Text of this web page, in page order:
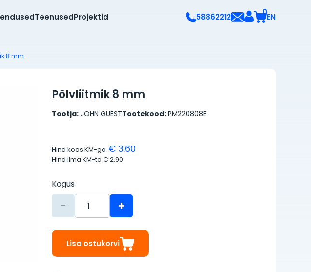
TeenusedProjektid 58862212 0EN
8 mm
Põlvliitmik 8 mm
Tootja: JOHN GUESTTootekood:PM220808E
Hind koos KM-ga € 3.60
Hind ilma KM-ta € 2.90
Kogus
- +
Lisa ostukorvi